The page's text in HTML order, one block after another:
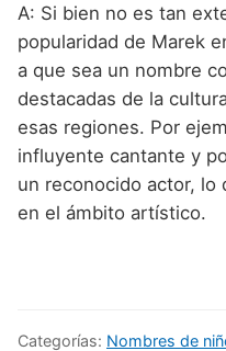
A: Si bien no es tan
popularidad de Marek
a que sea un nombre
destacadas de la
esas regiones. Por
influyente cantante y
un reconocido actor, lo
en el ámbito artístico.
Categorías: Nombres de